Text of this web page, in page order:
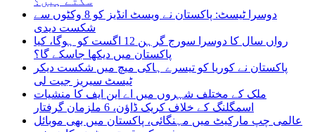
دوسرا ٹیسٹ: پاکستان نے ویسٹ انڈیز کو 8 وکٹوں سے
شکست دیدی
رواں سال کا دوسرا سورج گرہن 12 اگست کو ہوگا، کیا
پاکستان میں دیکھا جاسکے گا؟
پاکستان نے کوریا کو تیسرے ہاکی میچ میں شکست دیکر
ٹیسٹ سیریز جیت لی
ملک کے مختلف شہروں میں اے این ایف کا منشیات
اسمگلنگ کے خلاف کریک ڈاؤن، 6 ملزمان گرفتار
عالمی چپ مارکیٹ میں مہنگائی، پاکستان میں بھی موبائل